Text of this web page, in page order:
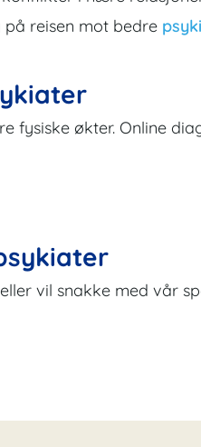
reisen mot bedre
fysiske økter. Online
vil snakke med vår